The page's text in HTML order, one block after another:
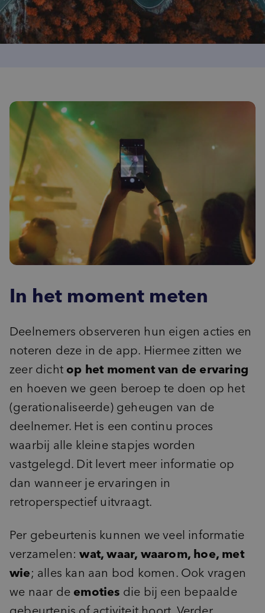
In het moment meten
Deelnemers observeren hun eigen acties en
noteren deze in de app. Hiermee zitten we
zeer dicht op het moment van de ervaring
en hoeven we geen beroep te doen op het
(gerationaliseerde) geheugen van de
deelnemer. Het is een continu proces
waarbij alle kleine stapjes worden
vastgelegd. Dit levert meer informatie op
dan wanneer je ervaringen in
retroperspectief uitvraagt.
Per gebeurtenis kunnen we veel informatie
verzamelen:wat, waar, waarom, hoe, met
wie; alles kan aan bod komen. Ook vragen
we naar de emoties die bij een bepaalde